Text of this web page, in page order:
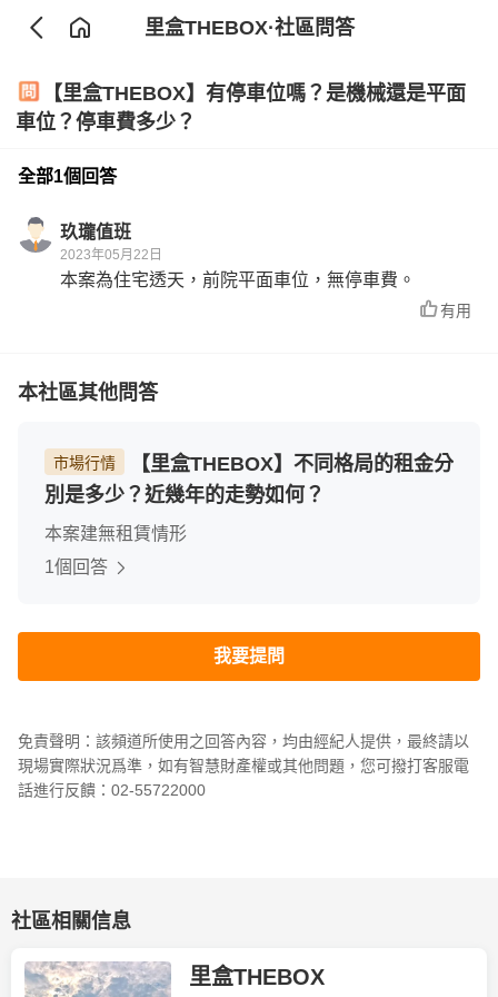
里盒THEBOX·社區問答
【里盒THEBOX】有停車位嗎？是機械還是平面
車位？停車費多少？
全部1個回答
玖瓏值班
2023年05月22日
本案為住宅透天，前院平面車位，無停車費。
有用
本社區其他問答
市場行情
【里盒THEBOX】不同格局的租金分
別是多少？近幾年的走勢如何？
本案建無租賃情形
1個回答
我要提問
免責聲明：該頻道所使用之回答內容，均由經紀人提供，最終請以
現場實際狀況爲準，如有智慧財產權或其他問題，您可撥打客服電
話進行反饋：02-55722000
社區相關信息
里盒THEBOX